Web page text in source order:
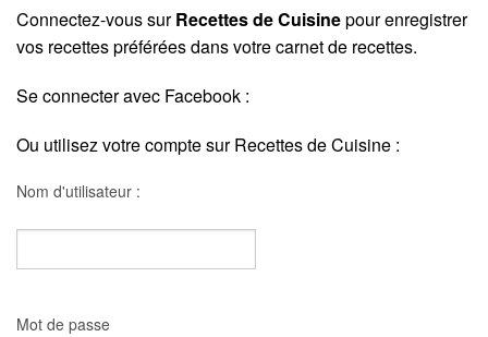
Connectez-vous surRecettes de Cuisinepour enregistrer
vos recettes préférées dans votre carnet de recettes.
Se connecter avec Facebook :
Ou utilisez votre compte sur Recettes de Cuisine :
Nom d'utilisateur :
Mot de passe